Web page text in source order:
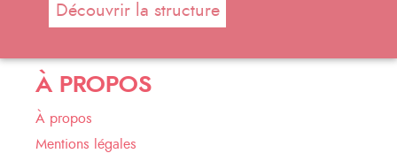
Découvrir la structure
À PROPOS
À propos
Mentions légales